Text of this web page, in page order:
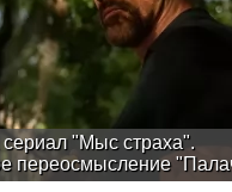
сериал "Мыс страха".
переосмысление